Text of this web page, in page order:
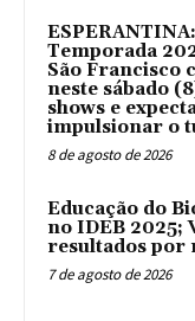
ESPERANTINA:
Temporada
São Francisco
neste sábado
shows e
impulsionar o
8 de agosto de 2026
Educação do
no IDEB 2025;
resultados por
7 de agosto de 2026